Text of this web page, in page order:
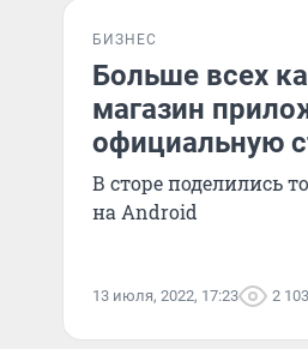
БИЗНЕС
Больше всех
магазин
официальную
В сторе поделились
на Android
13 июля, 2022, 17:23 2 103